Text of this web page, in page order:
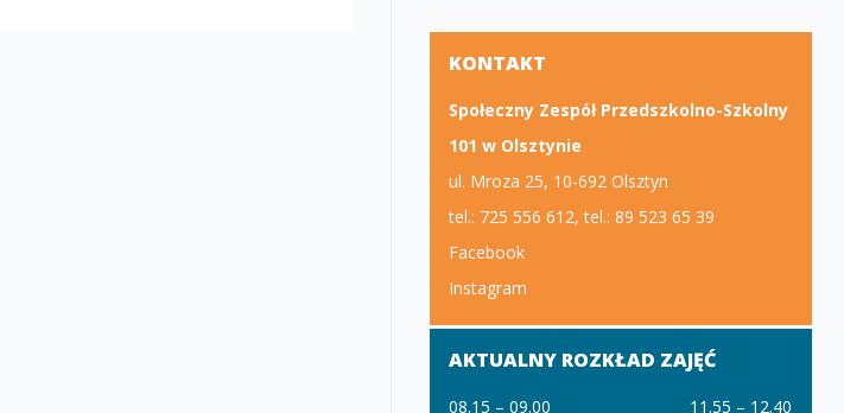
KONTAKT
Społeczny Zespół Przedszkolno-Szkolny
101 w Olsztynie
ul. Mroza 25, 10-692 Olsztyn
tel.: 725 556 612, tel.: 89 523 65 39
Facebook
Instagram
AKTUALNY ROZKŁAD ZAJĘĆ
08.15 – 09.00 11.55 – 12.40